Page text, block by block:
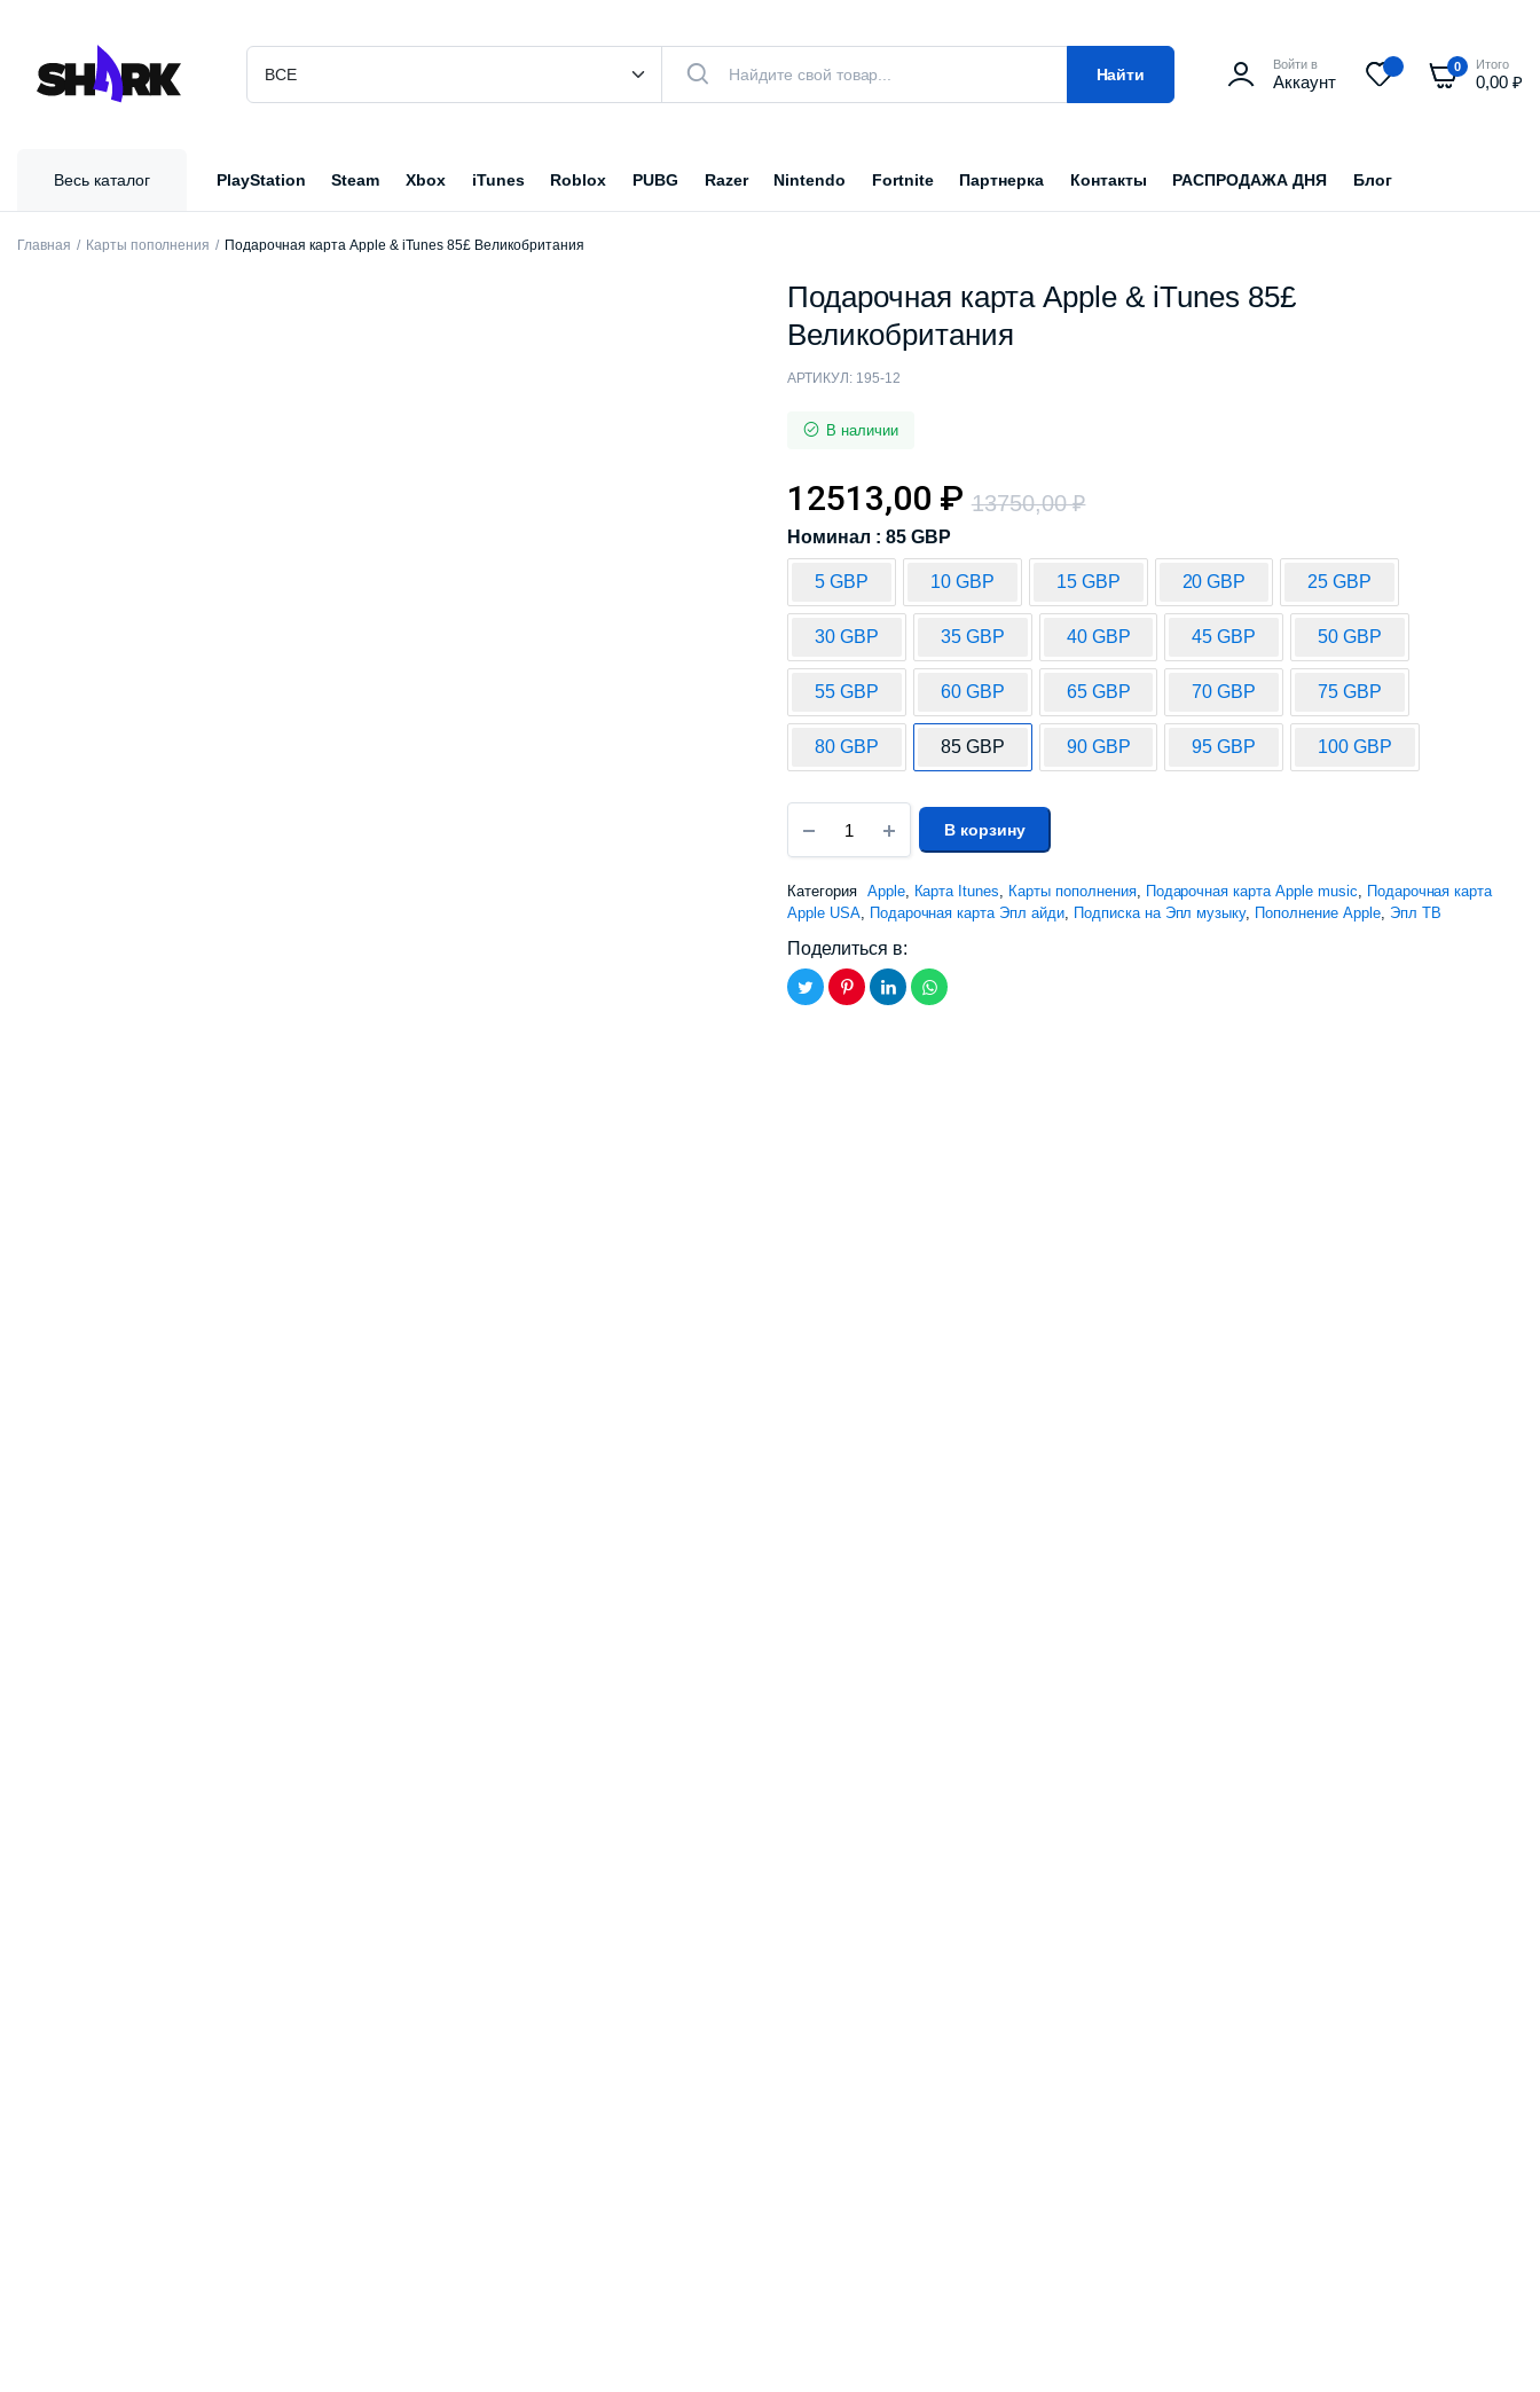
Найти
Войти в
Аккаунт
0 Итого
0,00₽
Весь каталог PlayStation Steam Xbox iTunes Roblox PUBG Razer Nintendo Fortnite Партнерка Контакты РАСПРОДАЖА ДНЯ Блог
Главная Карты пополнения Подарочная карта Apple & iTunes 85£ Великобритания
Подарочная карта Apple & iTunes 85£
Великобритания
АРТИКУЛ: 195-12
В наличии
13750,00₽
12513,00 ₽
Номинал : 85 GBP
5 GBP 10 GBP 15 GBP 20 GBP 25 GBP
30 GBP 35 GBP 40 GBP 45 GBP 50 GBP
55 GBP 60 GBP 65 GBP 70 GBP 75 GBP
80 GBP 85 GBP 90 GBP 95 GBP 100 GBP
В корзину
Категория Apple, Карта Itunes, Карты пополнения, Подарочная карта Apple music, Подарочная карта
Apple USA, Подарочная карта Эпл айди, Подписка на Эпл музыку, Пополнение Apple, Эпл ТВ
Поделиться в: